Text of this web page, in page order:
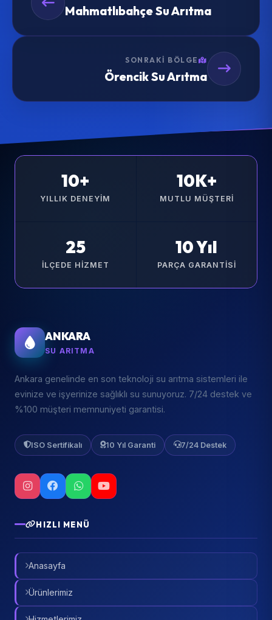
Mahmatlıbahçe Su Arıtma
SONRAKI BÖLGE
Örencik Su Arıtma
10+
YILLIK DENEYIM
10K+
MUTLU MÜŞTERI
25
İLÇEDE HIZMET
10 Yıl
PARÇA GARANTISI
ANKARA
SU ARITMA
Ankara genelinde en son teknoloji su arıtma sistemleri ile
evinize ve işyerinize sağlıklı su sunuyoruz. 7/24 destek ve
%100 müşteri memnuniyeti garantisi.
ISO Sertifikalı 10 Yıl Garanti 7/24 Destek
HIZLI MENÜ
Anasayfa
Ürünlerimiz